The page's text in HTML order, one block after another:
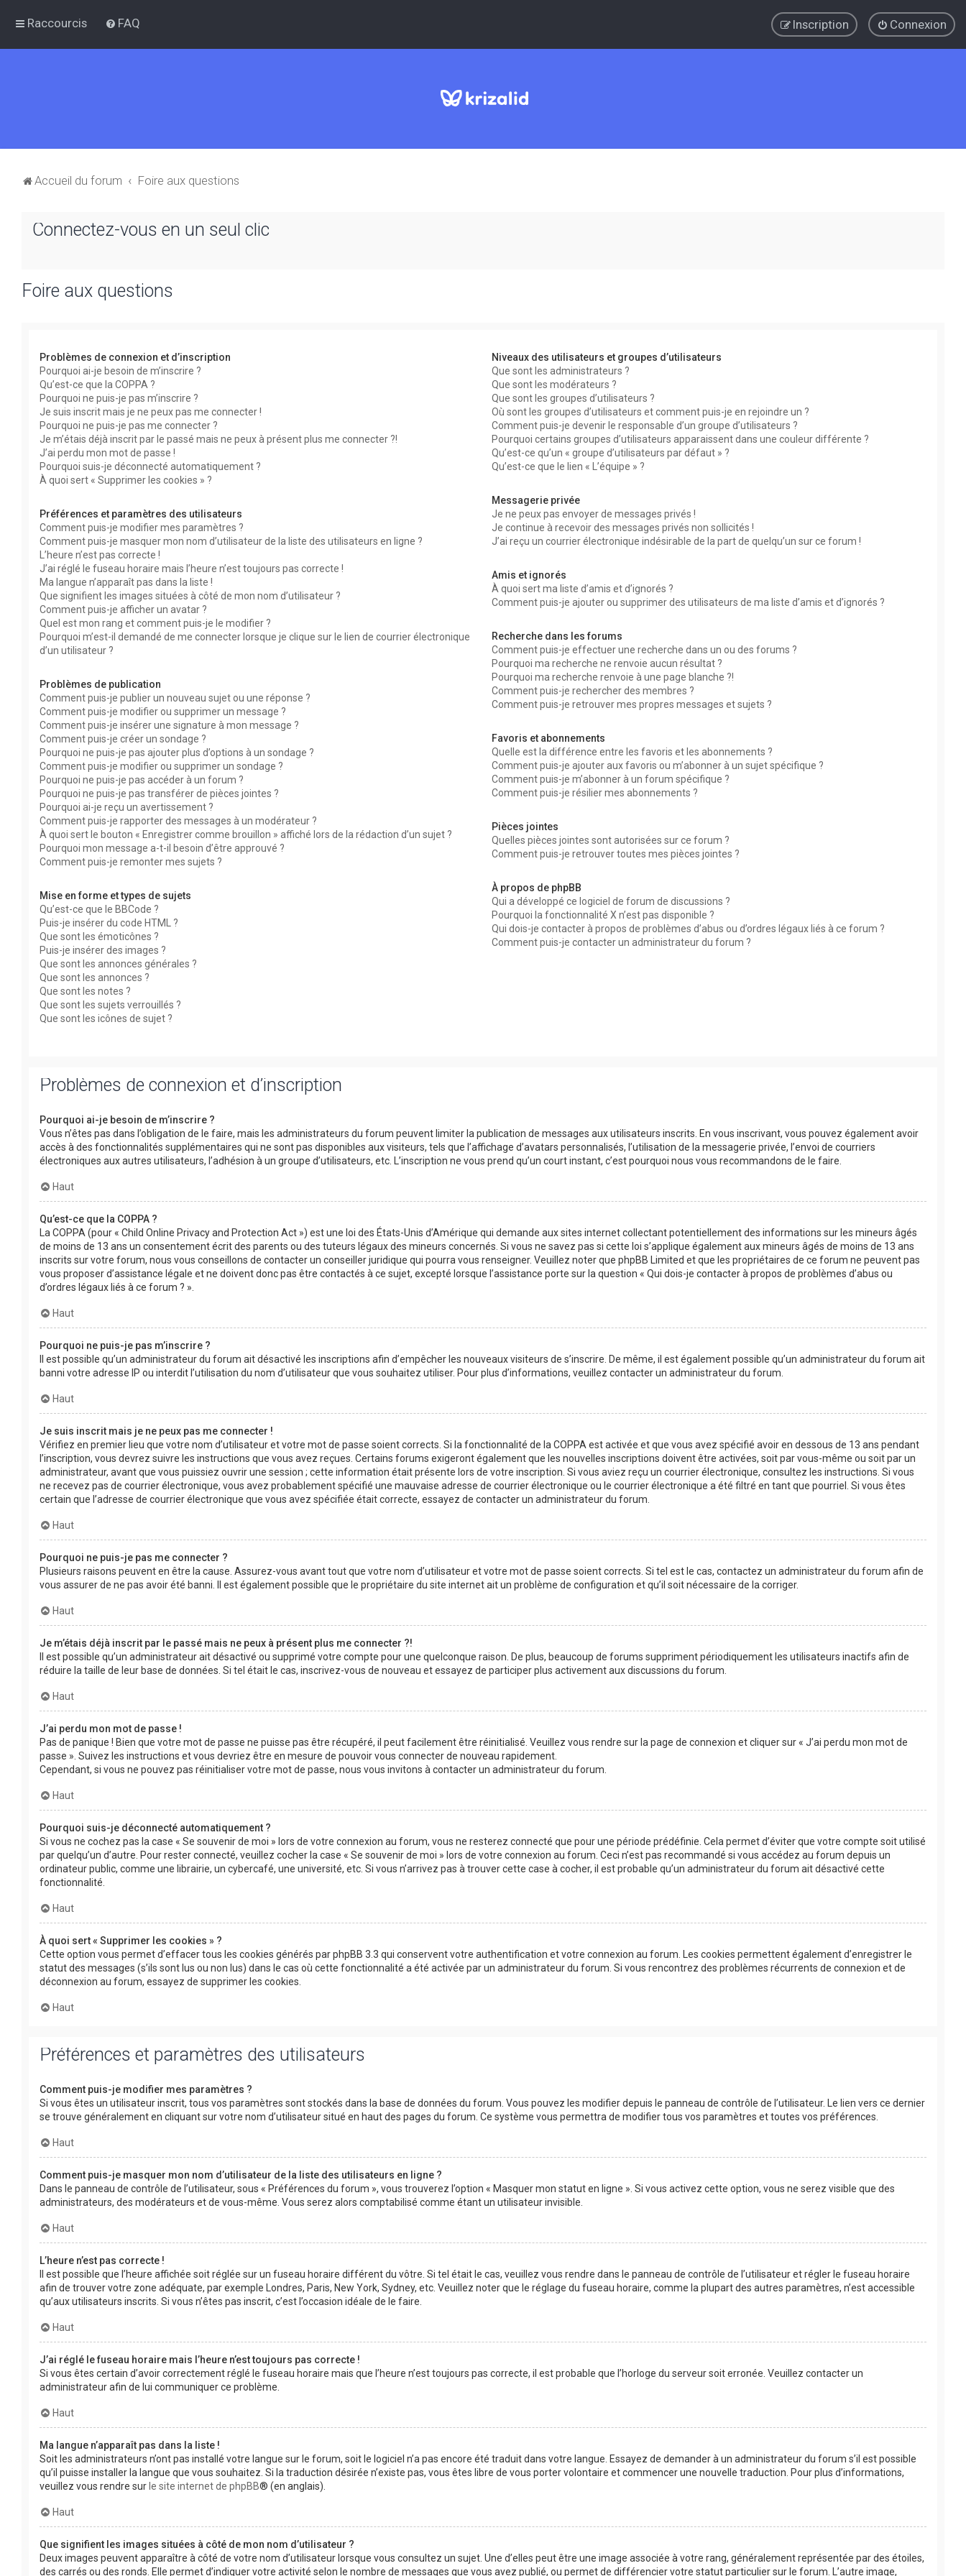
Raccourcis FAQ Connexion
Inscription
Accueil du forum Foire aux questions
Connectez-vous en un seul clic
Foire aux questions
Problèmes de connexion et d’inscription
Pourquoi ai-je besoin de m’inscrire ?
Qu’est-ce que la COPPA ?
Pourquoi ne puis-je pas m’inscrire ?
Je suis inscrit mais je ne peux pas me connecter !
Pourquoi ne puis-je pas me connecter ?
Je m’étais déjà inscrit par le passé mais ne peux à présent plus me connecter ?!
J’ai perdu mon mot de passe !
Pourquoi suis-je déconnecté automatiquement ?
À quoi sert « Supprimer les cookies » ?
Préférences et paramètres des utilisateurs
Comment puis-je modifier mes paramètres ?
Comment puis-je masquer mon nom d’utilisateur de la liste des utilisateurs en ligne ?
L’heure n’est pas correcte !
J’ai réglé le fuseau horaire mais l’heure n’est toujours pas correcte !
Ma langue n’apparaît pas dans la liste !
Que signifient les images situées à côté de mon nom d’utilisateur ?
Comment puis-je afficher un avatar ?
Quel est mon rang et comment puis-je le modifier ?
Pourquoi m’est-il demandé de me connecter lorsque je clique sur le lien de courrier électronique
d’un utilisateur ?
Problèmes de publication
Comment puis-je publier un nouveau sujet ou une réponse ?
Comment puis-je modifier ou supprimer un message ?
Comment puis-je insérer une signature à mon message ?
Comment puis-je créer un sondage ?
Pourquoi ne puis-je pas ajouter plus d’options à un sondage ?
Comment puis-je modifier ou supprimer un sondage ?
Pourquoi ne puis-je pas accéder à un forum ?
Pourquoi ne puis-je pas transférer de pièces jointes ?
Pourquoi ai-je reçu un avertissement ?
Comment puis-je rapporter des messages à un modérateur ?
À quoi sert le bouton « Enregistrer comme brouillon » affiché lors de la rédaction d’un sujet ?
Pourquoi mon message a-t-il besoin d’être approuvé ?
Comment puis-je remonter mes sujets ?
Mise en forme et types de sujets
Qu’est-ce que le BBCode ?
Puis-je insérer du code HTML ?
Que sont les émoticônes ?
Puis-je insérer des images ?
Que sont les annonces générales ?
Que sont les annonces ?
Que sont les notes ?
Que sont les sujets verrouillés ?
Que sont les icônes de sujet ?
Niveaux des utilisateurs et groupes d’utilisateurs
Que sont les administrateurs ?
Que sont les modérateurs ?
Que sont les groupes d’utilisateurs ?
Où sont les groupes d’utilisateurs et comment puis-je en rejoindre un ?
Comment puis-je devenir le responsable d’un groupe d’utilisateurs ?
Pourquoi certains groupes d’utilisateurs apparaissent dans une couleur différente ?
Qu’est-ce qu’un « groupe d’utilisateurs par défaut » ?
Qu’est-ce que le lien « L’équipe » ?
Messagerie privée
Je ne peux pas envoyer de messages privés !
Je continue à recevoir des messages privés non sollicités !
J’ai reçu un courrier électronique indésirable de la part de quelqu’un sur ce forum !
Amis et ignorés
À quoi sert ma liste d’amis et d’ignorés ?
Comment puis-je ajouter ou supprimer des utilisateurs de ma liste d’amis et d’ignorés ?
Recherche dans les forums
Comment puis-je effectuer une recherche dans un ou des forums ?
Pourquoi ma recherche ne renvoie aucun résultat ?
Pourquoi ma recherche renvoie à une page blanche ?!
Comment puis-je rechercher des membres ?
Comment puis-je retrouver mes propres messages et sujets ?
Favoris et abonnements
Quelle est la différence entre les favoris et les abonnements ?
Comment puis-je ajouter aux favoris ou m’abonner à un sujet spécifique ?
Comment puis-je m’abonner à un forum spécifique ?
Comment puis-je résilier mes abonnements ?
Pièces jointes
Quelles pièces jointes sont autorisées sur ce forum ?
Comment puis-je retrouver toutes mes pièces jointes ?
À propos de phpBB
Qui a développé ce logiciel de forum de discussions ?
Pourquoi la fonctionnalité X n’est pas disponible ?
Qui dois-je contacter à propos de problèmes d’abus ou d’ordres légaux liés à ce forum ?
Comment puis-je contacter un administrateur du forum ?
Problèmes de connexion et d’inscription
Pourquoi ai-je besoin de m’inscrire ?
Vous n’êtes pas dans l’obligation de le faire, mais les administrateurs du forum peuvent limiter la publication de messages aux utilisateurs inscrits. En vous inscrivant, vous pouvez également avoir
accès à des fonctionnalités supplémentaires qui ne sont pas disponibles aux visiteurs, tels que l’affichage d’avatars personnalisés, l’utilisation de la messagerie privée, l’envoi de courriers
électroniques aux autres utilisateurs, l’adhésion à un groupe d’utilisateurs, etc. L’inscription ne vous prend qu’un court instant, c’est pourquoi nous vous recommandons de le faire.
Haut
Qu’est-ce que la COPPA ?
La COPPA (pour « Child Online Privacy and Protection Act ») est une loi des États-Unis d’Amérique qui demande aux sites internet collectant potentiellement des informations sur les mineurs âgés
de moins de 13 ans un consentement écrit des parents ou des tuteurs légaux des mineurs concernés. Si vous ne savez pas si cette loi s’applique également aux mineurs âgés de moins de 13 ans
inscrits sur votre forum, nous vous conseillons de contacter un conseiller juridique qui pourra vous renseigner. Veuillez noter que phpBB Limited et que les propriétaires de ce forum ne peuvent pas
vous proposer d’assistance légale et ne doivent donc pas être contactés à ce sujet, excepté lorsque l’assistance porte sur la question « Qui dois-je contacter à propos de problèmes d’abus ou
d’ordres légaux liés à ce forum ? ».
Haut
Pourquoi ne puis-je pas m’inscrire ?
Il est possible qu’un administrateur du forum ait désactivé les inscriptions afin d’empêcher les nouveaux visiteurs de s’inscrire. De même, il est également possible qu’un administrateur du forum ait
banni votre adresse IP ou interdit l’utilisation du nom d’utilisateur que vous souhaitez utiliser. Pour plus d’informations, veuillez contacter un administrateur du forum.
Haut
Je suis inscrit mais je ne peux pas me connecter !
Vérifiez en premier lieu que votre nom d’utilisateur et votre mot de passe soient corrects. Si la fonctionnalité de la COPPA est activée et que vous avez spécifié avoir en dessous de 13 ans pendant
l’inscription, vous devrez suivre les instructions que vous avez reçues. Certains forums exigeront également que les nouvelles inscriptions doivent être activées, soit par vous-même ou soit par un
administrateur, avant que vous puissiez ouvrir une session ; cette information était présente lors de votre inscription. Si vous aviez reçu un courrier électronique, consultez les instructions. Si vous
ne recevez pas de courrier électronique, vous avez probablement spécifié une mauvaise adresse de courrier électronique ou le courrier électronique a été filtré en tant que pourriel. Si vous êtes
certain que l’adresse de courrier électronique que vous avez spécifiée était correcte, essayez de contacter un administrateur du forum.
Haut
Pourquoi ne puis-je pas me connecter ?
Plusieurs raisons peuvent en être la cause. Assurez-vous avant tout que votre nom d’utilisateur et votre mot de passe soient corrects. Si tel est le cas, contactez un administrateur du forum afin de
vous assurer de ne pas avoir été banni. Il est également possible que le propriétaire du site internet ait un problème de configuration et qu’il soit nécessaire de la corriger.
Haut
Je m’étais déjà inscrit par le passé mais ne peux à présent plus me connecter ?!
Il est possible qu’un administrateur ait désactivé ou supprimé votre compte pour une quelconque raison. De plus, beaucoup de forums suppriment périodiquement les utilisateurs inactifs afin de
réduire la taille de leur base de données. Si tel était le cas, inscrivez-vous de nouveau et essayez de participer plus activement aux discussions du forum.
Haut
J’ai perdu mon mot de passe !
Pas de panique ! Bien que votre mot de passe ne puisse pas être récupéré, il peut facilement être réinitialisé. Veuillez vous rendre sur la page de connexion et cliquer sur « J’ai perdu mon mot de
passe ». Suivez les instructions et vous devriez être en mesure de pouvoir vous connecter de nouveau rapidement.
Cependant, si vous ne pouvez pas réinitialiser votre mot de passe, nous vous invitons à contacter un administrateur du forum.
Haut
Pourquoi suis-je déconnecté automatiquement ?
Si vous ne cochez pas la case « Se souvenir de moi » lors de votre connexion au forum, vous ne resterez connecté que pour une période prédéfinie. Cela permet d’éviter que votre compte soit utilisé
par quelqu’un d’autre. Pour rester connecté, veuillez cocher la case « Se souvenir de moi » lors de votre connexion au forum. Ceci n’est pas recommandé si vous accédez au forum depuis un
ordinateur public, comme une librairie, un cybercafé, une université, etc. Si vous n’arrivez pas à trouver cette case à cocher, il est probable qu’un administrateur du forum ait désactivé cette
fonctionnalité.
Haut
À quoi sert « Supprimer les cookies » ?
Cette option vous permet d’effacer tous les cookies générés par phpBB 3.3 qui conservent votre authentification et votre connexion au forum. Les cookies permettent également d’enregistrer le
statut des messages (s’ils sont lus ou non lus) dans le cas où cette fonctionnalité a été activée par un administrateur du forum. Si vous rencontrez des problèmes récurrents de connexion et de
déconnexion au forum, essayez de supprimer les cookies.
Haut
Préférences et paramètres des utilisateurs
Comment puis-je modifier mes paramètres ?
Si vous êtes un utilisateur inscrit, tous vos paramètres sont stockés dans la base de données du forum. Vous pouvez les modifier depuis le panneau de contrôle de l’utilisateur. Le lien vers ce dernier
se trouve généralement en cliquant sur votre nom d’utilisateur situé en haut des pages du forum. Ce système vous permettra de modifier tous vos paramètres et toutes vos préférences.
Haut
Comment puis-je masquer mon nom d’utilisateur de la liste des utilisateurs en ligne ?
Dans le panneau de contrôle de l’utilisateur, sous « Préférences du forum », vous trouverez l’option « Masquer mon statut en ligne ». Si vous activez cette option, vous ne serez visible que des
administrateurs, des modérateurs et de vous-même. Vous serez alors comptabilisé comme étant un utilisateur invisible.
Haut
L’heure n’est pas correcte !
Il est possible que l’heure affichée soit réglée sur un fuseau horaire différent du vôtre. Si tel était le cas, veuillez vous rendre dans le panneau de contrôle de l’utilisateur et régler le fuseau horaire
afin de trouver votre zone adéquate, par exemple Londres, Paris, New York, Sydney, etc. Veuillez noter que le réglage du fuseau horaire, comme la plupart des autres paramètres, n’est accessible
qu’aux utilisateurs inscrits. Si vous n’êtes pas inscrit, c’est l’occasion idéale de le faire.
Haut
J’ai réglé le fuseau horaire mais l’heure n’est toujours pas correcte !
Si vous êtes certain d’avoir correctement réglé le fuseau horaire mais que l’heure n’est toujours pas correcte, il est probable que l’horloge du serveur soit erronée. Veuillez contacter un
administrateur afin de lui communiquer ce problème.
Haut
Ma langue n’apparaît pas dans la liste !
Soit les administrateurs n’ont pas installé votre langue sur le forum, soit le logiciel n’a pas encore été traduit dans votre langue. Essayez de demander à un administrateur du forum s’il est possible
qu’il puisse installer la langue que vous souhaitez. Si la traduction désirée n’existe pas, vous êtes libre de vous porter volontaire et commencer une nouvelle traduction. Pour plus d’informations,
veuillez vous rendre sur le site internet de phpBB® (en anglais).
Haut
Que signifient les images situées à côté de mon nom d’utilisateur ?
Deux images peuvent apparaître à côté de votre nom d’utilisateur lorsque vous consultez un sujet. Une d’elles peut être une image associée à votre rang, généralement représentée par des étoiles,
des carrés ou des ronds. Elle permet d’indiquer votre activité selon le nombre de messages que vous avez publié, ou permet de différencier votre statut particulier sur le forum. L’autre image,